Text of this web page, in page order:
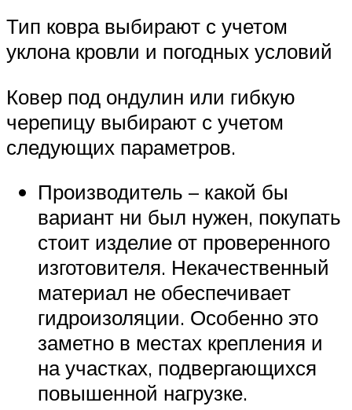
Тип ковра выбирают с учетом
уклона кровли и погодных условий
Ковер под ондулин или гибкую
черепицу выбирают с учетом
следующих параметров.
Производитель – какой бы
вариант ни был нужен, покупать
стоит изделие от проверенного
изготовителя. Некачественный
материал не обеспечивает
гидроизоляции. Особенно это
заметно в местах крепления и
на участках, подвергающихся
повышенной нагрузке.